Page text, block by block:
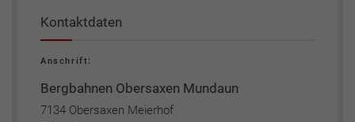
Kontaktdaten
Anschrift:
Bergbahnen Obersaxen Mundaun
7134 Obersaxen Meierhof